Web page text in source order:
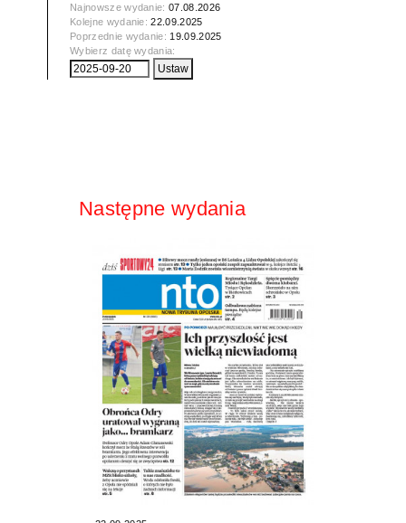
Najnowsze wydanie:07.08.2026
Kolejne wydanie:22.09.2025
Poprzednie wydanie: 19.09.2025
Wybierz datę wydania:
Następne wydania